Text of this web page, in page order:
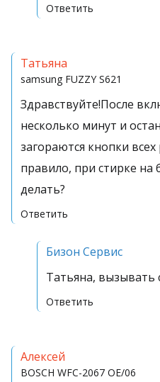
Ответить
Татьяна
samsung FUZZY S621
Здравствуйте!После
несколько минут и
загораются кнопки
правило, при стирке
делать?
Ответить
Бизон Сервис
Татьяна, вызывать
Ответить
Алексей
BOSCH WFC-2067 OE/06